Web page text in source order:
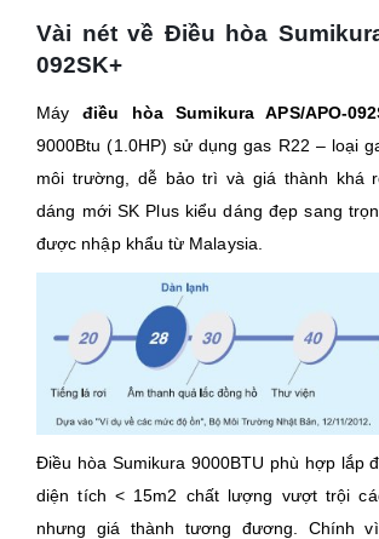
Vài nét về Điều hòa
092SK+
Máy điều hòa Sumikura APS/APO-
9000Btu (1.0HP) sử dụng gas R22 – loại
môi trường, dễ bảo trì và giá thành khá
dáng mới SK Plus kiểu dáng đẹp sang
được nhập khẩu từ Malaysia.
Điều hòa Sumikura 9000BTU phù hợp lắp
diện tích < 15m2 chất lượng vượt trội
nhưng giá thành tương đương. Chính